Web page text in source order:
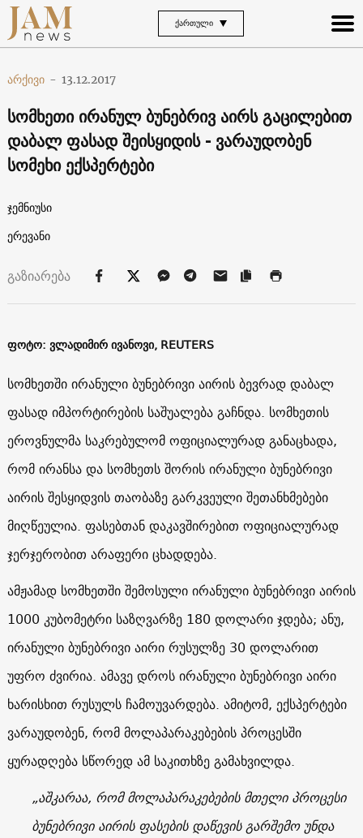
ᲥᲐᲠᲗᲣᲚᲘ
არქივი - 13.12.2017
სომხეთი ირანულ ბუნებრივ აირს გაცილებით
დაბალ ფასად შეისყიდის - ვარაუდობენ
სომეხი ექსპერტები
ჯემნიუსი
ერევანი
გაზიარება
ფოტო: ვლადიმირ ივანოვი, REUTERS
სომხეთში ირანული ბუნებრივი აირის ბევრად დაბალ
ფასად იმპორტირების საშუალება გაჩნდა. სომხეთის
ეროვნულმა საკრებულომ ოფიციალურად განაცხადა,
რომ ირანსა და სომხეთს შორის ირანული ბუნებრივი
აირის შესყიდვის თაობაზე გარკვეული შეთანხმებები
მიღწეულია. ფასებთან დაკავშირებით ოფიციალურად
ჯერჯერობით არაფერი ცხადდება.
ამჟამად სომხეთში შემოსული ირანული ბუნებრივი აირის
1000 კუბომეტრი საზღვარზე 180 დოლარი ჯდება; ანუ,
ირანული ბუნებრივი აირი რუსულზე 30 დოლარით
უფრო ძვირია. ამავე დროს ირანული ბუნებრივი აირი
ხარისხით რუსულს ჩამოუვარდება. ამიტომ, ექსპერტები
ვარაუდობენ, რომ მოლაპარაკებების პროცესში
ყურადღება სწორედ ამ საკითხზე გამახვილდა.
„აშკარაა, რომ მოლაპარაკებების მთელი პროცესი
ბუნებრივი აირის ფასების დაწევის გარშემო უნდა